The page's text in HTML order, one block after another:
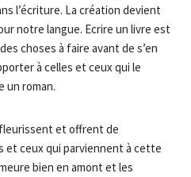
l’écriture. La création devient
notre langue. Ecrire un livre est
choses à faire avant de s’en
à celles et ceux qui le
un roman.
fleurissent et offrent de
et ceux qui parviennent à cette
bien en amont et les